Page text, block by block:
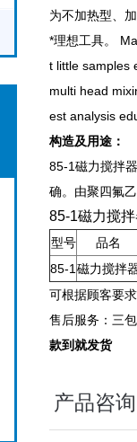
为不加热型、
*理想工具。
t little samples
multi head
est analysis
构造及用途：
85-1磁力搅拌
确。由聚四氟
85-1磁力搅
型号
品名
85-1 磁力搅拌
可根据顾客要
售后服务：三
款到就发货
产品咨询